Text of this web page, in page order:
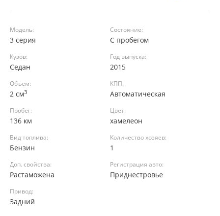
Модель:
3 серия
Состояние:
С пробегом
Кузов:
Седан
Год выпуска:
2015
Объём:
2 см3
КПП:
Автоматическая
Пробег:
136 км
Цвет:
хамелеон
Вид топлива:
Бензин
Количество хозяев:
1
Доп. свойства:
Растаможена
Регистрация авто:
Приднестровье
Привод:
Задний